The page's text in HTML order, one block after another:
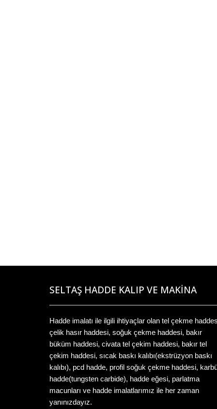
SELTAŞ HADDE KALIP VE MAKİNA
Hadde imalatı ile ilgili ihtiyaçlar olan tel çekme
çelik hasır haddesi, soğuk çekme haddesi, bakır
büküm haddesi, civata tel çekim haddesi, bakır tel
çekim haddesi, sıcak baskı kalıbı(ekstrüzyon baskı
kalıbı), pcd hadde, profil soğuk çekme haddesi,
hadde(tungsten carbide), hadde eğesi, parlatma
macunları ve hadde imalatlarımız ile her zaman
yanınızdayız.